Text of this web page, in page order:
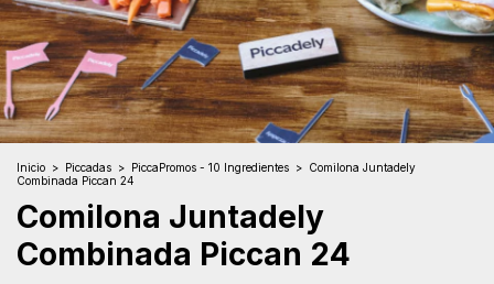
Inicio > Piccadas > PiccaPromos - 10 Ingredientes > Comilona Juntadely
Combinada Piccan 24
Comilona Juntadely
Combinada Piccan 24